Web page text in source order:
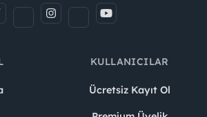
KULLANICILAR
Ücretsiz Kayıt Ol